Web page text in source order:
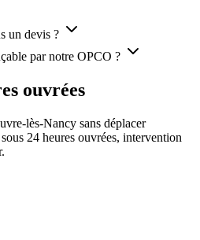
un devis ?
par notre OPCO ?
ouvrées
lès-Nancy sans déplacer
24 heures ouvrées, intervention